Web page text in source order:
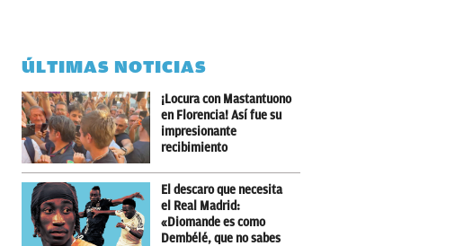
ÚLTIMAS NOTICIAS
¡Locura con Mastantuono
en Florencia! Así fue su
impresionante
recibimiento
El descaro que necesita
el Real Madrid:
«Diomande es como
Dembélé, que no sabes